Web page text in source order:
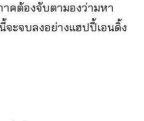
คต้องจับตามองว่ามหา
ะจบลงอย่างแฮปปี้เอนดิ้ง